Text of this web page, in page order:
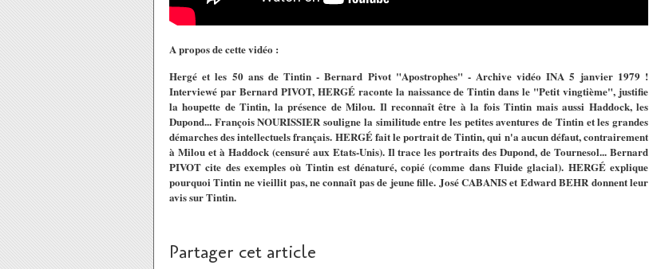
A propos de cette vidéo :
Hergé et les 50 ans de Tintin - Bernard Pivot "Apostrophes" - Archive vidéo INA 5 janvier 1979 !
Interviewé par Bernard PIVOT, HERGÉ raconte la naissance de Tintin dans le "Petit vingtième", justifie
la houpette de Tintin, la présence de Milou. Il reconnaît être à la fois Tintin mais aussi Haddock, les
Dupond... François NOURISSIER souligne la similitude entre les petites aventures de Tintin et les grandes
démarches des intellectuels français. HERGÉ fait le portrait de Tintin, qui n'a aucun défaut, contrairement
à Milou et à Haddock (censuré aux Etats-Unis). Il trace les portraits des Dupond, de Tournesol... Bernard
PIVOT cite des exemples où Tintin est dénaturé, copié (comme dans Fluide glacial). HERGÉ explique
pourquoi Tintin ne vieillit pas, ne connaît pas de jeune fille. José CABANIS et Edward BEHR donnent leur
avis sur Tintin.
Partager cet article